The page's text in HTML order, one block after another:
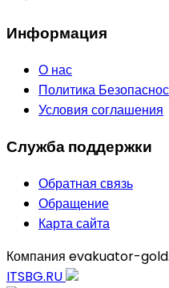
Информация
О нас
Политика
Условия соглашения
Служба поддержки
Обратная связь
Обращение
Карта сайта
Компания evakuator-
ITSBG.RU